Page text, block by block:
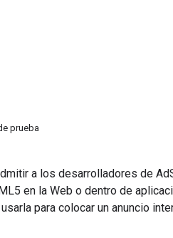
prueba
a los desarrolladores de
en la Web o dentro de
para colocar un anuncio